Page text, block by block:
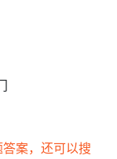
案，还可以搜